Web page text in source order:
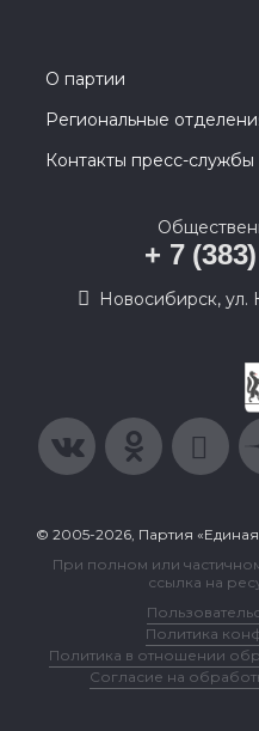
О партии
Региональные
Контакты пресс-службы
+ 7
Новосибирск, ул.
© 2005-2026, Партия
При полном или
ссылка на
Политика
Политика в отношении
Согласие на